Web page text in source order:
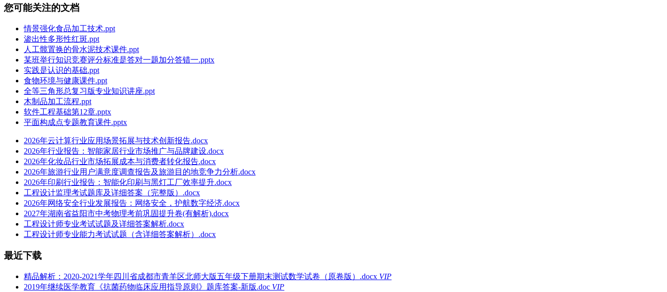
您可能关注的文档
情景强化食品加工技术.ppt
渗出性多形性红斑.ppt
人工髋置换的骨水泥技术课件.ppt
某班举行知识竞赛评分标准是答对一题加分答错一.pptx
实践是认识的基础.ppt
食物环境与健康课件.ppt
全等三角形总复习版专业知识讲座.ppt
木制品加工流程.ppt
软件工程基础第12章.pptx
平面构成点专题教育课件.pptx
2026年云计算行业应用场景拓展与技术创新报告.docx
2026年行业报告：智能家居行业市场推广与品牌建设.docx
2026年化妆品行业市场拓展成本与消费者转化报告.docx
2026年旅游行业用户满意度调查报告及旅游目的地竞争力分析.docx
2026年印刷行业报告：智能化印刷与黑灯工厂效率提升.docx
工程设计监理考试题库及详细答案（完整版）.docx
2026年网络安全行业发展报告：网络安全，护航数字经济.docx
2027年湖南省益阳市中考物理考前巩固提升卷(有解析).docx
工程设计师专业考试试题及详细答案解析.docx
工程设计师专业能力考试试题（含详细答案解析）.docx
最近下载
精品解析：2020-2021学年四川省成都市青羊区北师大版五年级下册期末测试数学试卷（原卷版）.docx VIP
2019年继续医学教育《抗菌药物临床应用指导原则》题库答案-新版.doc VIP